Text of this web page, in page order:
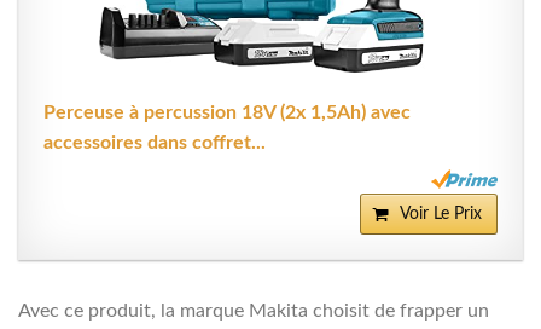
Perceuse à percussion 18V (2x 1,5Ah) avec
accessoires dans coffret...
Voir Le Prix
Avec ce produit, la marque Makita choisit de frapper un